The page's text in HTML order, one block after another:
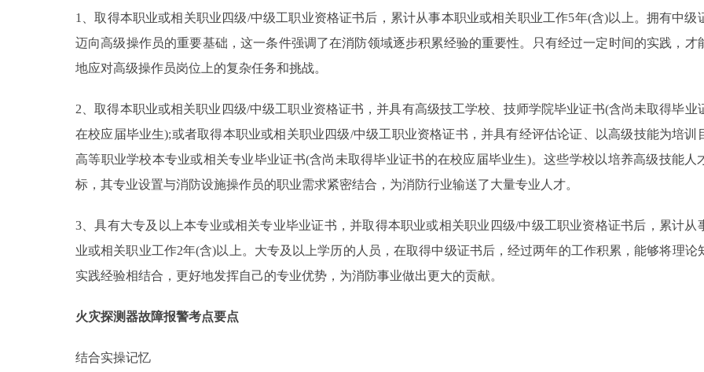
1、取得本职业或相关职业四级/中级工职业资格证书后，累计从事本职业或相关职业工作5年(含)以上。拥有中级
迈向高级操作员的重要基础，这一条件强调了在消防领域逐步积累经验的重要性。只有经过一定时间的实践，才
地应对高级操作员岗位上的复杂任务和挑战。
2、取得本职业或相关职业四级/中级工职业资格证书，并具有高级技工学校、技师学院毕业证书(含尚未取得毕业
在校应届毕业生);或者取得本职业或相关职业四级/中级工职业资格证书，并具有经评估论证、以高级技能为培训
高等职业学校本专业或相关专业毕业证书(含尚未取得毕业证书的在校应届毕业生)。这些学校以培养高级技能人
标，其专业设置与消防设施操作员的职业需求紧密结合，为消防行业输送了大量专业人才。
3、具有大专及以上本专业或相关专业毕业证书，并取得本职业或相关职业四级/中级工职业资格证书后，累计从
业或相关职业工作2年(含)以上。大专及以上学历的人员，在取得中级证书后，经过两年的工作积累，能够将理论
实践经验相结合，更好地发挥自己的专业优势，为消防事业做出更大的贡献。
火灾探测器故障报警考点要点
结合实操记忆